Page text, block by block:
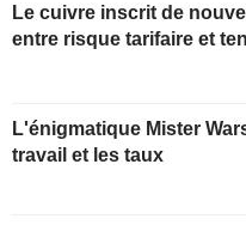
Le cuivre inscrit de
entre risque tarifaire et
L'énigmatique Mister
travail et les taux